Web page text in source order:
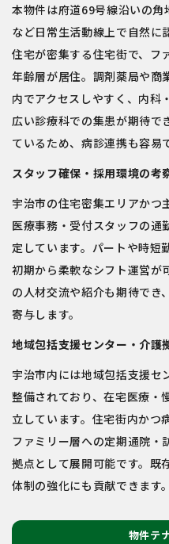
本物件は府道69号線沿いの
など日常生活動線上で自然に
住宅が密集する住宅街で、フ
年齢層が居住。調剤薬局や商
内でアクセスしやすく、内科
広い診療科での集患が期待で
ているため、病診連携も容易
スタッフ確保・採用環境の考
宇治市の住宅密集エリアかつ
医療事務・受付スタッフの通
定しています。パートや時短
初期から柔軟なシフト運営が
の人材交流や紹介も期待でき
寄与します。
地域包括支援センター・介護
宇治市内には地域包括支援セ
整備されており、在宅医療・
立しています。住宅街内かつ
ファミリー層への定期通院
拠点として展開可能です。既
体制の強化にも貢献できます。
物件テ